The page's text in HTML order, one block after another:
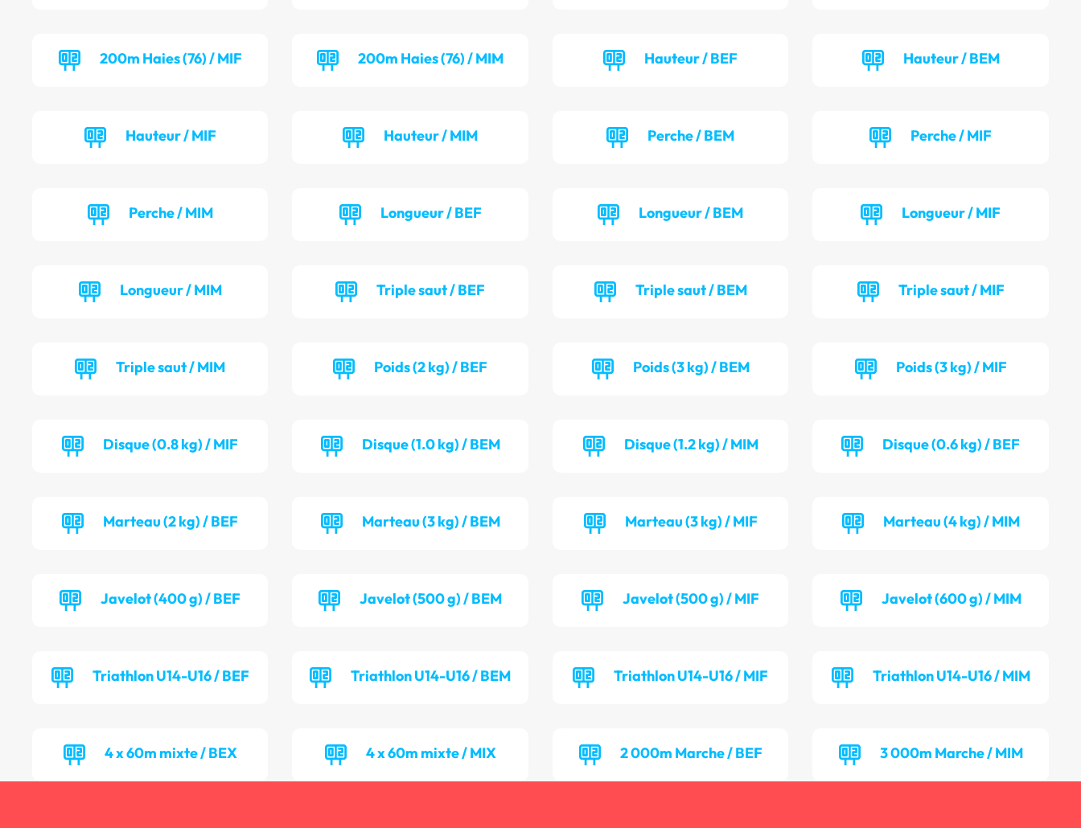
200m Haies (76) / MIF 200m Haies (76) / MIM Hauteur / BEF Hauteur / BEM
Hauteur / MIF Hauteur / MIM Perche / BEM Perche / MIF
Perche / MIM Longueur / BEF Longueur / BEM Longueur / MIF
Longueur / MIM Triple saut / BEF Triple saut / BEM Triple saut / MIF
Triple saut / MIM Poids (2 kg) / BEF Poids (3 kg) / BEM Poids (3 kg) / MIF
Disque (0.8 kg) / MIF Disque (1.0 kg) / BEM Disque (1.2 kg) / MIM Disque (0.6 kg) / BEF
Marteau (2 kg) / BEF Marteau (3 kg) / BEM Marteau (3 kg) / MIF Marteau (4 kg) / MIM
Javelot (400 g) / BEF Javelot (500 g) / BEM Javelot (500 g) / MIF Javelot (600 g) / MIM
Triathlon U14-U16 / BEF Triathlon U14-U16 / BEM Triathlon U14-U16 / MIF Triathlon U14-U16 / MIM
4 x 60m mixte / BEX 4 x 60m mixte / MIX 2 000m Marche / BEF 3 000m Marche / MIM